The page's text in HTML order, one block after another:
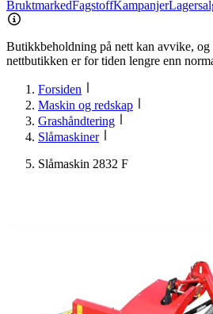
BruktmarkedFagstoffKampanjer
Butikkbeholdning på nett kan avvike, og
nettbutikken er for tiden lengre enn
Forsiden
Maskin og redskap
Grashåndtering
Slåmaskiner
Slåmaskin 2832 F